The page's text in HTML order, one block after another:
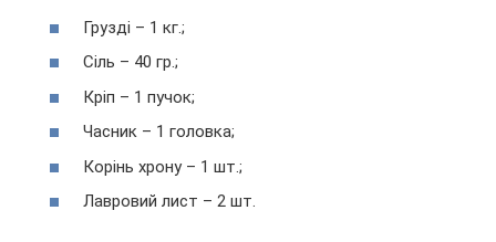
Грузді – 1 кг.;
Сіль – 40 гр.;
Кріп – 1 пучок;
Часник – 1 головка;
Корінь хрону – 1 шт.;
Лавровий лист – 2 шт.